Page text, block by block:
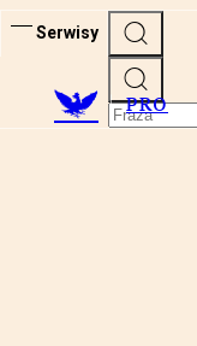
Serwisy
PRO